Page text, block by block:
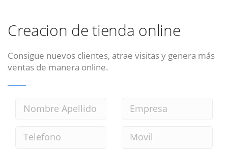
Creacion de tienda online
Consigue nuevos clientes, atrae visitas y genera más
ventas de manera online.